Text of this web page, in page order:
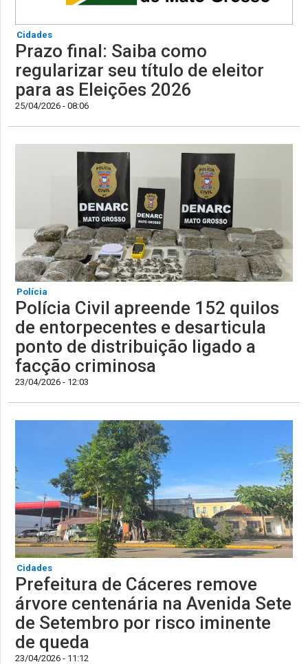
Cidades
Prazo final: Saiba como
regularizar seu título de eleitor
para as Eleições 2026
25/04/2026 - 08:06
Polícia
Polícia Civil apreende 152 quilos
de entorpecentes e desarticula
ponto de distribuição ligado a
facção criminosa
23/04/2026 - 12:03
Cidades
Prefeitura de Cáceres remove
árvore centenária na Avenida Sete
de Setembro por risco iminente
de queda
23/04/2026 - 11:12